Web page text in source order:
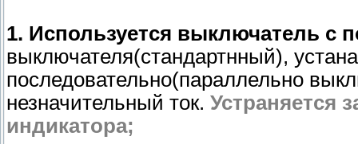
1. Используется выключатель с
выключателя(стандартнный),
последовательно(параллельно
незначительный ток. Устраняется
индикатора;